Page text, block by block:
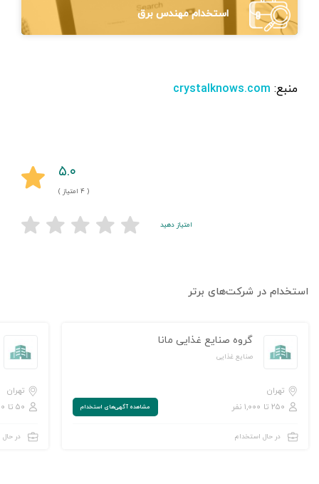
استخدام مهندس برق
منبع: crystalknows.com
۵.۰
( ۴ امتیاز )
امتیاز دهید
استخدام در شرکت‌های برتر
گروه صنایع غذایی مانا
صنایع غذایی
تهران
۲۵۰ تا ۱,۰۰۰ نفر
مشاهده‌ آگهی‌های استخدام
در حال استخدام
تهران
۵۰ تا ۲۵۰ نفر
در